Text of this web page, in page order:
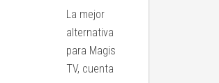
La mejor
alternativa
para Magis
TV, cuenta